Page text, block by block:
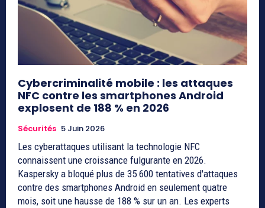
Cybercriminalité mobile : les attaques
NFC contre les smartphones Android
explosent de 188 % en 2026
Sécurités 5 Juin 2026
Les cyberattaques utilisant la technologie NFC
connaissent une croissance fulgurante en 2026.
Kaspersky a bloqué plus de 35 600 tentatives d'attaques
contre des smartphones Android en seulement quatre
mois, soit une hausse de 188 % sur un an. Les experts